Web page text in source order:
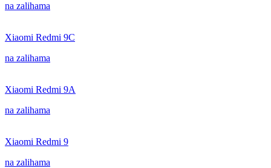
na zalihama
Xiaomi Redmi 9C
na zalihama
Xiaomi Redmi 9A
na zalihama
Xiaomi Redmi 9
na zalihama